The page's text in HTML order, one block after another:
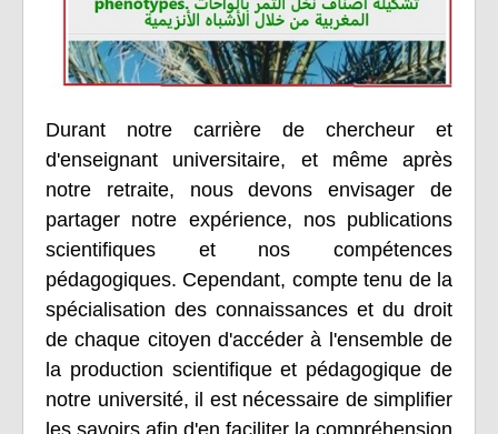
Durant notre carrière de chercheur et
d'enseignant universitaire, et même après
notre retraite, nous devons envisager de
partager notre expérience, nos publications
scientifiques et nos compétences
pédagogiques. Cependant, compte tenu de la
spécialisation des connaissances et du droit
de chaque citoyen d'accéder à l'ensemble de
la production scientifique et pédagogique de
notre université, il est nécessaire de simplifier
les savoirs afin d'en faciliter la compréhension